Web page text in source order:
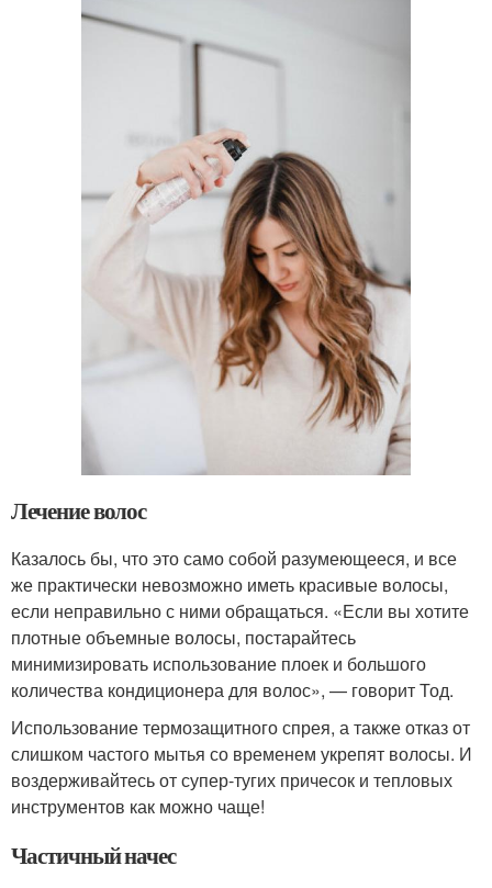
Лечение волос
Казалось бы, что это само собой разумеющееся, и все
же практически невозможно иметь красивые волосы,
если неправильно с ними обращаться. «Если вы хотите
плотные объемные волосы, постарайтесь
минимизировать использование плоек и большого
количества кондиционера для волос», — говорит Тод.
Использование термозащитного спрея, а также отказ от
слишком частого мытья со временем укрепят волосы. И
воздерживайтесь от супер-тугих причесок и тепловых
инструментов как можно чаще!
Частичный начес